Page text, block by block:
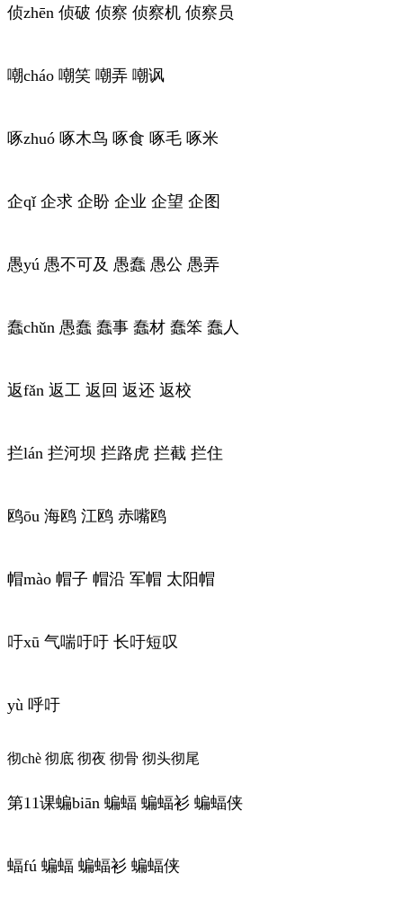
侦zhēn 侦破 侦察 侦察机 侦察员
嘲cháo 嘲笑 嘲弄 嘲讽
啄zhuó 啄木鸟 啄食 啄毛 啄米
企qǐ 企求 企盼 企业 企望 企图
愚yú 愚不可及 愚蠢 愚公 愚弄
蠢chǔn 愚蠢 蠢事 蠢材 蠢笨 蠢人
返fǎn 返工 返回 返还 返校
拦lán 拦河坝 拦路虎 拦截 拦住
鸥ōu 海鸥 江鸥 赤嘴鸥
帽mào 帽子 帽沿 军帽 太阳帽
吁xū 气喘吁吁 长吁短叹
yù 呼吁
彻chè 彻底 彻夜 彻骨 彻头彻尾
第11课蝙biān 蝙蝠 蝙蝠衫 蝙蝠侠
蝠fú 蝙蝠 蝙蝠衫 蝙蝠侠